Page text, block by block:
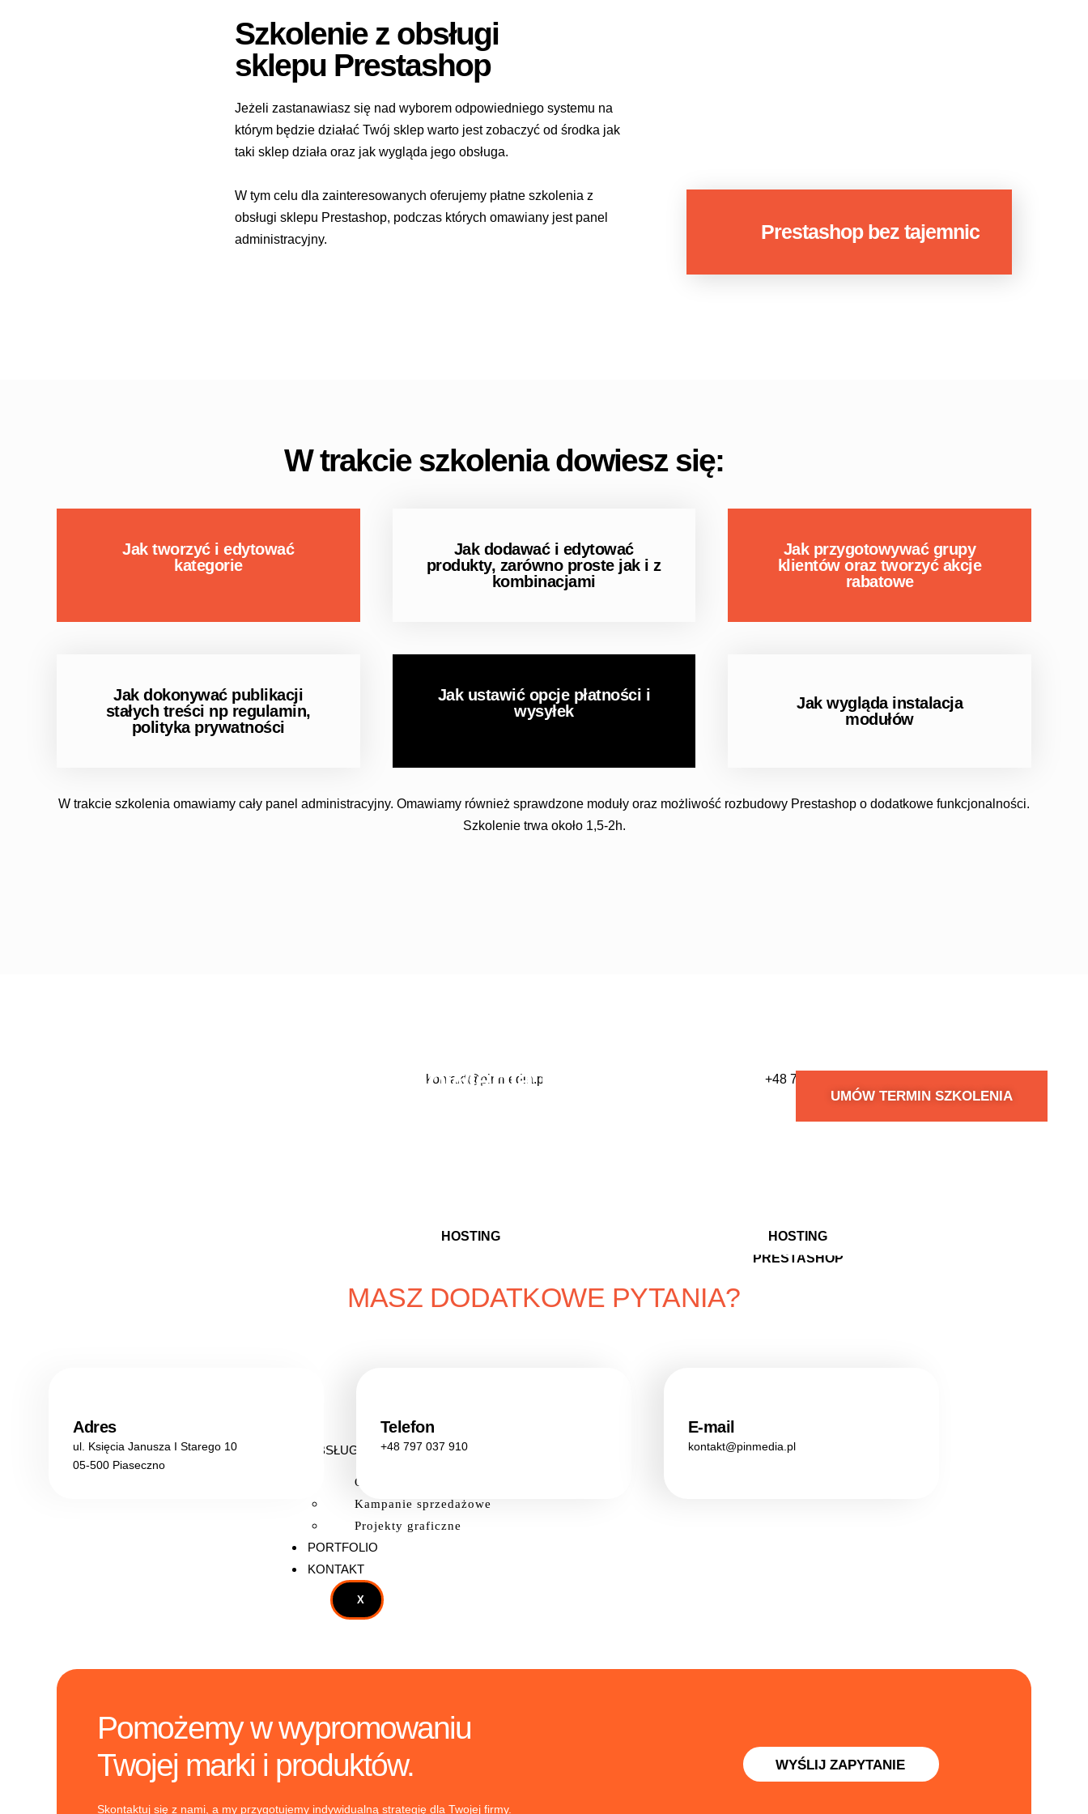
kontakt@pinmedia.pl
SZKOLENIA Z OBSŁUGI
DOSTĘP DO DEMO
kontakt@pinmedia.pl +48 797 037 910
HOSTING
HOSTING
PRESTASHOP
OBSŁUGA MARKETINGOWA
Obsługa Social Media
Kampanie sprzedażowe
Projekty graficzne
PORTFOLIO
KONTAKT
X
Szkolenie z obsługi
sklepu Prestashop
Jeżeli zastanawiasz się nad wyborem odpowiedniego systemu na
którym będzie działać Twój sklep warto jest zobaczyć od środka jak
taki sklep działa oraz jak wygląda jego obsługa.
W tym celu dla zainteresowanych oferujemy płatne szkolenia z
obsługi sklepu Prestashop, podczas których omawiany jest panel
administracyjny.
Prestashop bez tajemnic
W trakcie szkolenia dowiesz się:
Jak tworzyć i edytować
kategorie
Jak dodawać i edytować
produkty, zarówno proste jak i z
kombinacjami
Jak przygotowywać grupy
klientów oraz tworzyć akcje
rabatowe
Jak dokonywać publikacji
stałych treści np regulamin,
polityka prywatności
Jak ustawić opcje płatności i
wysyłek
Jak wygląda instalacja
modułów
W trakcie szkolenia omawiamy cały panel administracyjny. Omawiamy również sprawdzone moduły oraz możliwość rozbudowy Prestashop o dodatkowe funkcjonalności.
Szkolenie trwa około 1,5-2h.
Prosimy o kontakt w celu umówienia terminu
UMÓW TERMIN SZKOLENIA
MASZ DODATKOWE PYTANIA?
Adres
ul. Księcia Janusza I Starego 10
05-500 Piaseczno
Telefon
+48 797 037 910
E-mail
kontakt@pinmedia.pl
Pomożemy w wypromowaniu
Twojej marki i produktów.
Skontaktuj się z nami, a my przygotujemy indywidualną strategię dla Twojej firmy.
WYŚLIJ ZAPYTANIE